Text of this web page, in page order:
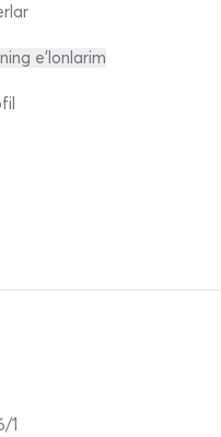
e'lonlarim
1